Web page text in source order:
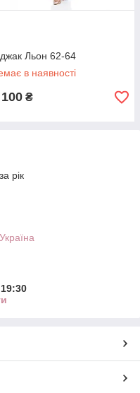
Льон 62-64
в наявності
₴
рік